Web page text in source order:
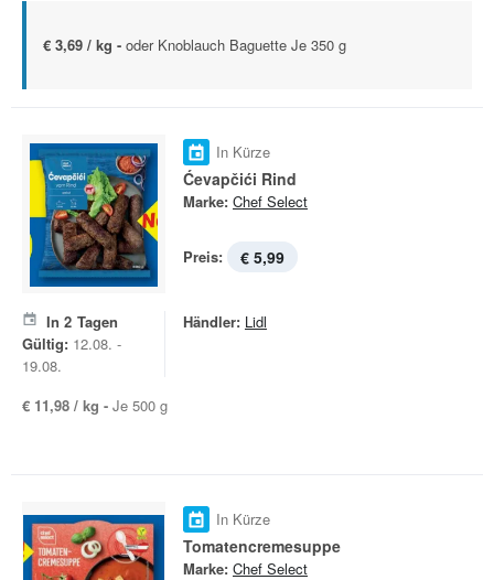
€ 3,69 / kg - oder Knoblauch Baguette Je 350 g
In Kürze
Ćevapčići Rind
Marke: Chef Select
Preis: € 5,99
In 2 Tagen
Gültig: 12.08. -
19.08.
Händler: Lidl
€ 11,98 / kg - Je 500 g
In Kürze
Tomatencremesuppe
Marke: Chef Select